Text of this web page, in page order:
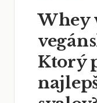
Whey
Ktorý